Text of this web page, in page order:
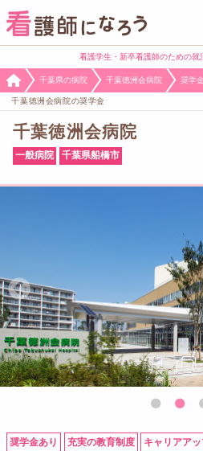
看護学生・新卒看護師のための就
千葉県の病院 千葉徳洲会病院 奨学
千葉徳洲会病院の奨学金
千葉徳洲会病院
一般病院 千葉県船橋市
奨学金あり 充実の教育制度 キャリアア